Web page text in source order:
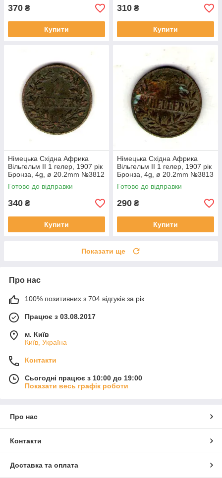
370 ₴
Купити
310 ₴
Купити
Німецька Східна Африка
Вільгельм II 1 гелер, 1907 рік
Бронза, 4g, ø 20.2mm №3812
Готово до відправки
340 ₴
Купити
Німецька Східна Африка
Вільгельм II 1 гелер, 1907 рік
Бронза, 4g, ø 20.2mm №3813
Готово до відправки
290 ₴
Купити
Показати ще
Про нас
100% позитивних з 704 відгуків за рік
Працює з 03.08.2017
м. Київ
Київ, Україна
Контакти
Сьогодні працює з 10:00 до 19:00
Показати весь графік роботи
Про нас
Контакти
Доставка та оплата